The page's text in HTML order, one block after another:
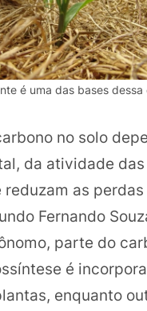
é uma das bases
no solo
da atividade das
as perdas
Fernando
parte do
é
enquanto